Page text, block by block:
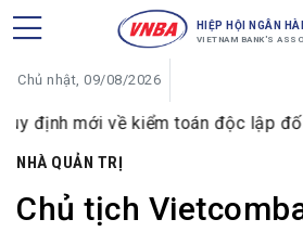
HIỆP HỘI NGÂN
VIETNAM BANK'S
Chủ nhật, 09/08/2026
mới về kiểm toán độc lập đối với tổ
NHÀ QUẢN TRỊ
Chủ tịch